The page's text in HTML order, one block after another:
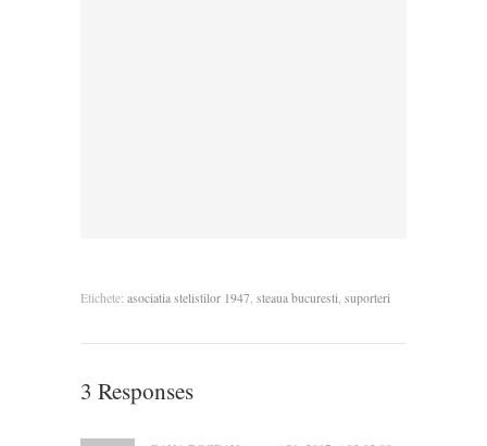
Etichete: asociatia stelistilor 1947 steaua bucuresti suporteri
3 Responses